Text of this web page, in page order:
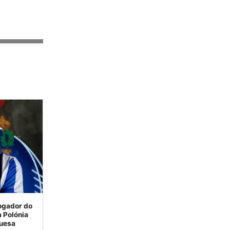
do
Polónia